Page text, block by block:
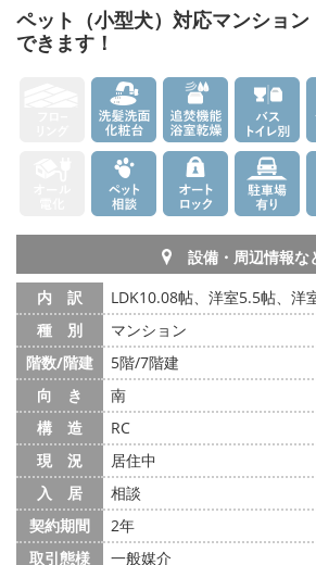
ペット（小型犬）対応マンショ
できます！
設備・周辺情報な
内 訳
LDK10.08帖、洋室5.5帖、洋
種 別
マンション
階数/階建
5階/7階建
向 き
南
構 造
RC
現 況
居住中
入 居
相談
契約期間
2年
取引態様
一般媒介